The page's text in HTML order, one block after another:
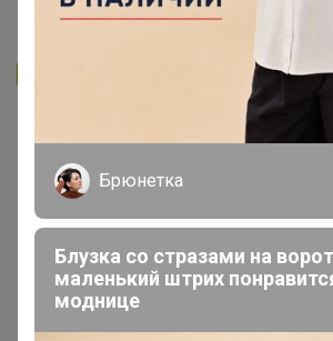
Войти
Войти с помощью других
Брюнетка
Блузка со стразами на
маленький штрих
моднице